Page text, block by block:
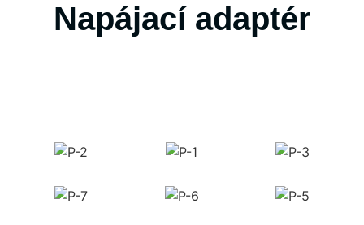
Napájací adaptér